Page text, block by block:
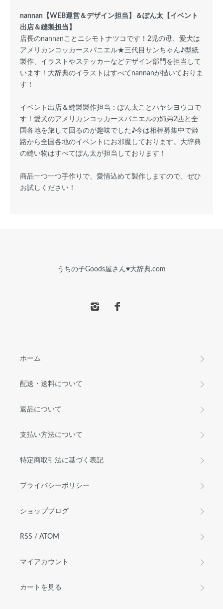
nannan【WEB運営＆デザイン担当】＆ぽん太【イベント
出店＆縫製担当】
店長のnannanことニシモトナツコです！2児の母、愛犬は
アメリカンコッカースパニエル★三代目サンちゃん♪型紙
製作、イラストやステッカーなどデザイン部門を担当して
います！大辞典のイラストはすべてnannanが描いておりま
す！
イベント出店＆縫製製作担当：ぽん太ことハヤシヨウコで
す！愛犬のアメリカンコッカースパニエルの姉弟2匹と全
国各地を旅して回るのが趣味でした♪今は相棒募集中で姫
路から全国各地のイベントにお邪魔しております。大辞典
の縫い物はすべてぽん太が担当しております！
商品一つ一つ手作りで、愛情込めて製作しますので、ぜひ
お試しください！
うちの子Goods屋さん♥︎大辞典.com
ホーム
配送・送料について
返品について
支払い方法について
特定商取引法に基づく表記
プライバシーポリシー
ショップブログ
RSS / ATOM
マイアカウント
カートを見る